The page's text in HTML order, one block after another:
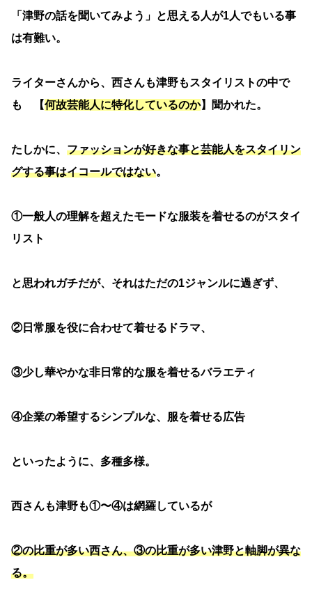
「津野の話を聞いてみよう」と思える人が1人でもいる事
は有難い。
ライターさんから、西さんも津野もスタイリストの中で
も 【何故芸能人に特化しているのか】聞かれた。
たしかに、 ファッションが好きな事と芸能人をスタイリン
グする事はイコールではない。
①一般人の理解を超えたモードな服装を着せるのがスタイ
リスト
と思われガチだが、それはただの1ジャンルに過ぎず、
②日常服を役に合わせて着せるドラマ、
③少し華やかな非日常的な服を着せるバラエティ
④企業の希望するシンプルな、服を着せる広告
といったように、多種多様。
西さんも津野も①〜④は網羅しているが
②の比重が多い西さん、③の比重が多い津野と軸脚が異な
る。